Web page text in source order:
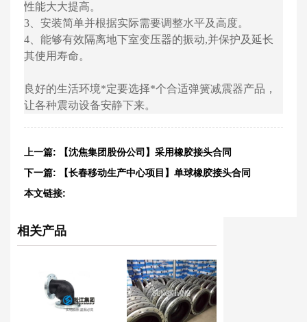
性能大大提高。
3、安装简单并根据实际需要调整水平及高度。
4、能够有效隔离地下室变压器的振动,并保护及延长
其使用寿命。
良好的生活环境*定要选择*个合适弹簧减震器产品，
让各种震动设备安静下来。
上一篇:
【沈焦集团股份公司】采用橡胶接头合同
下一篇:
【长春移动生产中心项目】单球橡胶接头合同
本文链接:
相关产品